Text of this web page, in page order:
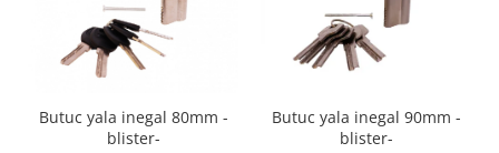
Butuc yala inegal 80mm -
blister-
Butuc yala inegal 90mm -
blister-